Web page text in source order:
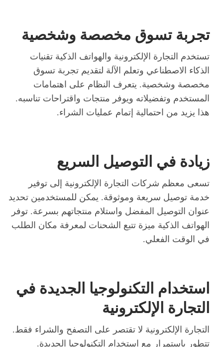
تجربة تسوق مخصصة وشخصية
تستخدم التجارة الإلكترونية والهواتف الذكية تقنيات
الذكاء الاصطناعي وتعلم الآلة لتقديم تجربة تسوق
مخصصة وشخصية. يتعرف النظام على اهتمامات
المستخدم وتفضيلاته ويوفر منتجات واقتراحات تناسبه.
هذا يزيد من احتمالية إتمام عمليات الشراء.
زيادة في التوصيل السريع
تسعى معظم شركات التجارة الإلكترونية إلى توفير
خدمة توصيل سريعة وموثوقة. يمكن للمستخدمين تحديد
عنوان التوصيل المفضل واستلام منتجاتهم بسرعة. توفر
الهواتف الذكية ميزة تتبع الشحنات لمعرفة مكان الطلب
في الوقت الفعلي.
استخدام التكنولوجيا الجديدة في
التجارة الإلكترونية
التجارة الإلكترونية لا تقتصر على التصفح والشراء فقط.
تتطور باستمرار مع استخدام التكنولوجيا الجديدة.